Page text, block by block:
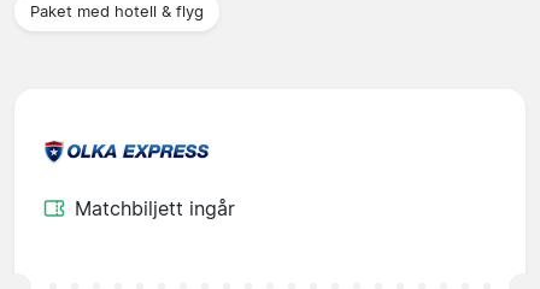
Paket med hotell & flyg
Matchbiljett ingår